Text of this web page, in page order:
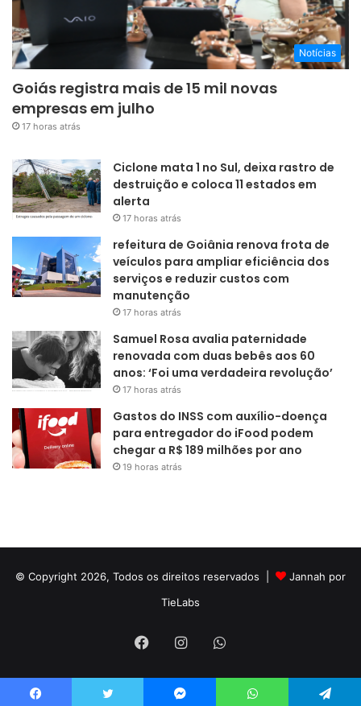
Notícias
Goiás registra mais de 15 mil novas
empresas em julho
17 horas atrás
Ciclone mata 1 no Sul, deixa rastro de
destruição e coloca 11 estados em
alerta
17 horas atrás
refeitura de Goiânia renova frota de
veículos para ampliar eficiência dos
serviços e reduzir custos com
manutenção
17 horas atrás
Samuel Rosa avalia paternidade
renovada com duas bebês aos 60
anos: ‘Foi uma verdadeira revolução’
17 horas atrás
Gastos do INSS com auxílio-doença
para entregador do iFood podem
chegar a R$ 189 milhões por ano
19 horas atrás
© Copyright 2026, Todos os direitos reservados |
Jannah por
TieLabs
FacebookInstagramWhatsApp